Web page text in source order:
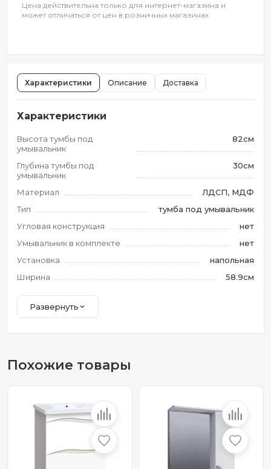
Цена действительна только для интернет-магазина и
может отличаться от цен в розничных магазинах
Характеристики Описание Доставка
Характеристики
Высота тумбы под
умывальник
82см
Глубина тумбы под
умывальник
30см
Материал
ЛДСП, МДФ
Тип
тумба под умывальник
Угловая конструкция
нет
Умывальник в комплекте
нет
Установка
напольная
Ширина
58.9см
Развернуть
Похожие товары